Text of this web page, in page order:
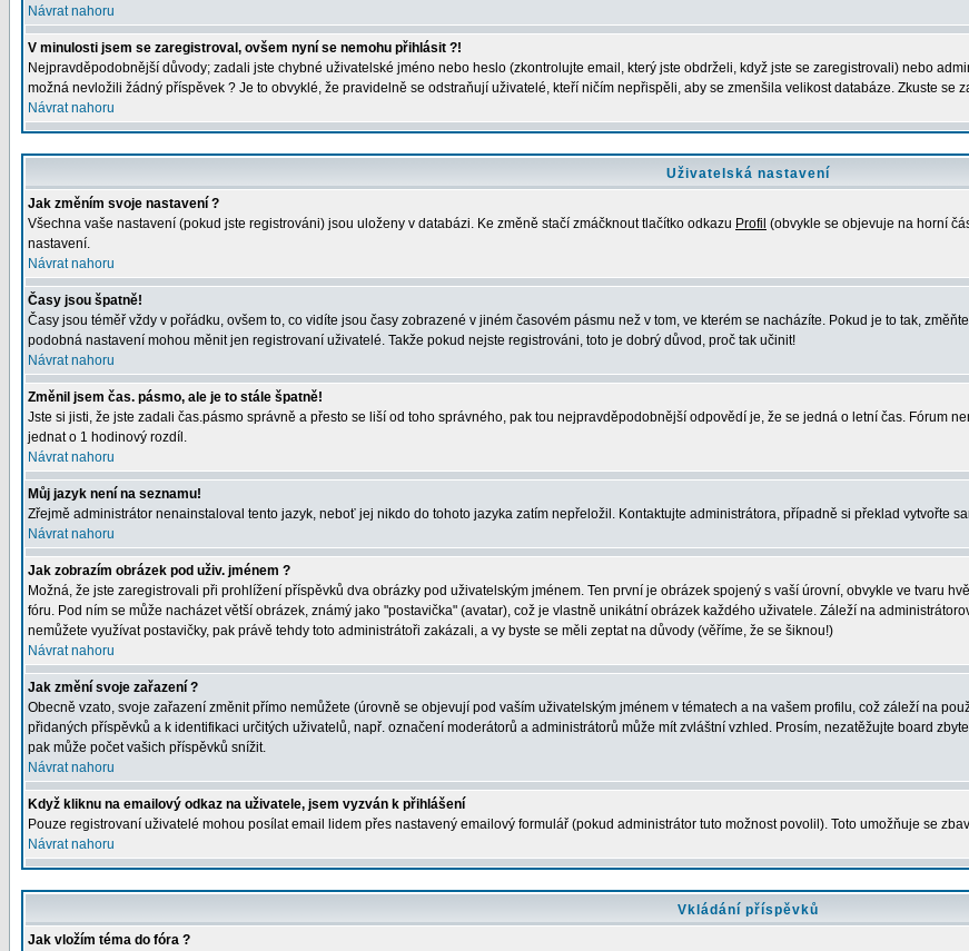
Návrat nahoru
V minulosti jsem se zaregistroval, ovšem nyní se nemohu přihlásit ?!
Nejpravděpodobnější důvody; zadali jste chybné uživatelské jméno nebo heslo (zkontrolujte email, který jste obdrželi, když jste se zaregistrovali) nebo
možná nevložili žádný příspěvek ? Je to obvyklé, že pravidelně se odstraňují uživatelé, kteří ničím nepřispěli, aby se zmenšila velikost databáze. Zkuste se
Návrat nahoru
Uživatelská nastavení
Jak změním svoje nastavení ?
Všechna vaše nastavení (pokud jste registrováni) jsou uloženy v databázi. Ke změně stačí zmáčknout tlačítko odkazu Profil (obvykle se objevuje na horní
nastavení.
Návrat nahoru
Časy jsou špatně!
Časy jsou téměř vždy v pořádku, ovšem to, co vidíte jsou časy zobrazené v jiném časovém pásmu než v tom, ve kterém se nacházíte. Pokud je to tak,
podobná nastavení mohou měnit jen registrovaní uživatelé. Takže pokud nejste registrováni, toto je dobrý důvod, proč tak učinit!
Návrat nahoru
Změnil jsem čas. pásmo, ale je to stále špatně!
Jste si jisti, že jste zadali čas.pásmo správně a přesto se liší od toho správného, pak tou nejpravděpodobnější odpovědí je, že se jedná o letní čas. Fórum
jednat o 1 hodinový rozdíl.
Návrat nahoru
Můj jazyk není na seznamu!
Zřejmě administrátor nenainstaloval tento jazyk, neboť jej nikdo do tohoto jazyka zatím nepřeložil. Kontaktujte administrátora, případně si překlad vytvořte
Návrat nahoru
Jak zobrazím obrázek pod uživ. jménem ?
Možná, že jste zaregistrovali při prohlížení příspěvků dva obrázky pod uživatelským jménem. Ten první je obrázek spojený s vaší úrovní, obvykle ve tvaru
fóru. Pod ním se může nacházet větší obrázek, známý jako "postavička" (avatar), což je vlastně unikátní obrázek každého uživatele. Záleží na
nemůžete využívat postavičky, pak právě tehdy toto administrátoři zakázali, a vy byste se měli zeptat na důvody (věříme, že se šiknou!)
Návrat nahoru
Jak změní svoje zařazení ?
Obecně vzato, svoje zařazení změnit přímo nemůžete (úrovně se objevují pod vaším uživatelským jménem v tématech a na vašem profilu, což záleží na
přidaných příspěvků a k identifikaci určitých uživatelů, např. označení moderátorů a administrátorů může mít zvláštní vzhled. Prosím, nezatěžujte board
pak může počet vašich příspěvků snížit.
Návrat nahoru
Když kliknu na emailový odkaz na uživatele, jsem vyzván k přihlášení
Pouze registrovaní uživatelé mohou posílat email lidem přes nastavený emailový formulář (pokud administrátor tuto možnost povolil). Toto umožňuje se
Návrat nahoru
Vkládání příspěvků
Jak vložím téma do fóra ?